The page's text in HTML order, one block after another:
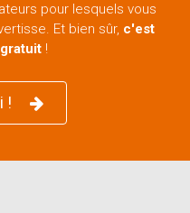
pour lesquels vous
Et bien sûr, c'est
!
!